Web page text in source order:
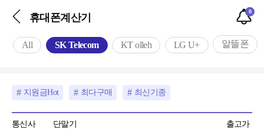
휴대폰계산기
0
All SK Telecom KT olleh LG U+ 알뜰폰
지원금Hot 최다구매 최신기종
통신사 단말기 출고가